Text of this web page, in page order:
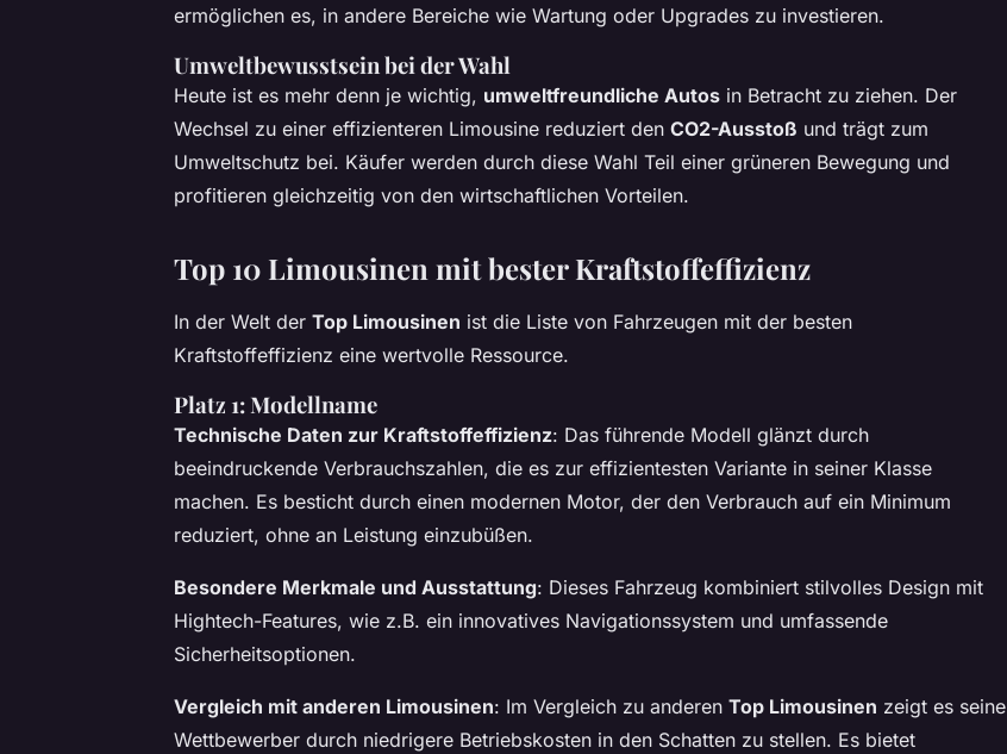
ermöglichen es, in andere Bereiche wie Wartung oder Upgrades zu investieren.
Umweltbewusstsein bei der Wahl
Heute ist es mehr denn je wichtig, umweltfreundliche Autos in Betracht zu ziehen. Der
Wechsel zu einer effizienteren Limousine reduziert den CO2-Ausstoß und trägt zum
Umweltschutz bei. Käufer werden durch diese Wahl Teil einer grüneren Bewegung und
profitieren gleichzeitig von den wirtschaftlichen Vorteilen.
Top 10 Limousinen mit bester Kraftstoffeffizienz
In der Welt der Top Limousinen ist die Liste von Fahrzeugen mit der besten
Kraftstoffeffizienz eine wertvolle Ressource.
Platz 1: Modellname
Technische Daten zur Kraftstoffeffizienz: Das führende Modell glänzt durch
beeindruckende Verbrauchszahlen, die es zur effizientesten Variante in seiner Klasse
machen. Es besticht durch einen modernen Motor, der den Verbrauch auf ein Minimum
reduziert, ohne an Leistung einzubüßen.
Besondere Merkmale und Ausstattung: Dieses Fahrzeug kombiniert stilvolles Design mit
Hightech-Features, wie z.B. ein innovatives Navigationssystem und umfassende
Sicherheitsoptionen.
Vergleich mit anderen Limousinen: Im Vergleich zu anderen Top Limousinen zeigt es seine
Wettbewerber durch niedrigere Betriebskosten in den Schatten zu stellen. Es bietet